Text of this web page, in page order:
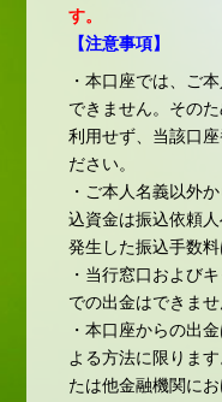
す。
【注意事項】
・本口座では、ご
できません。その
利用せず、当該口
ださい。
・ご本人名義以外
込資金は振込依頼
発生した振込手数料
・当行窓口および
での出金はできませ
・本口座からの出
よる方法に限りま
たは他金融機関に